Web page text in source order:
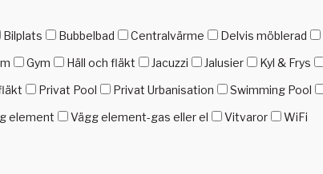
Bilplats Bubbelbad Centralvärme Delvis möblerad
Gym Häll och fläkt Jacuzzi Jalusier Kyl & Frys
Privat Pool Privat Urbanisation Swimming Pool
element Vägg element-gas eller el Vitvaror WiFi